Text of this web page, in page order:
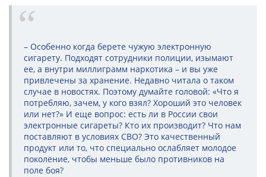
– Особенно когда берете чужую электронную
сигарету. Подходят сотрудники полиции, изымают
ее, а внутри миллиграмм наркотика – и вы уже
привлечены за хранение. Недавно читала о таком
случае в новостях. Поэтому думайте головой: «Что я
потребляю, зачем, у кого взял? Хороший это человек
или нет?» И еще вопрос: есть ли в России свои
электронные сигареты? Кто их производит? Что нам
поставляют в условиях СВО? Это качественный
продукт или то, что специально ослабляет молодое
поколение, чтобы меньше было противников на
поле боя?